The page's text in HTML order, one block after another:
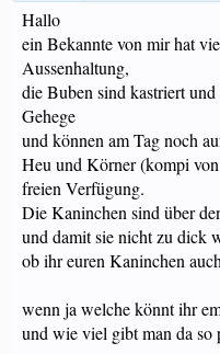
Hallo
ein Bekannte von mir hat
Aussenhaltung,
die Buben sind kastriert
Gehege
und können am Tag noch
Heu und Körner (kompi
freien Verfügung.
Die Kaninchen sind über
und damit sie nicht zu dick
ob ihr euren Kaninchen
wenn ja welche könnt ihr
und wie viel gibt man da so